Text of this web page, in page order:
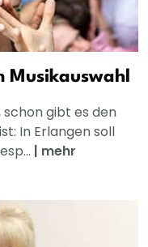
Musikauswahl
schon gibt es den
In Erlangen soll
| mehr